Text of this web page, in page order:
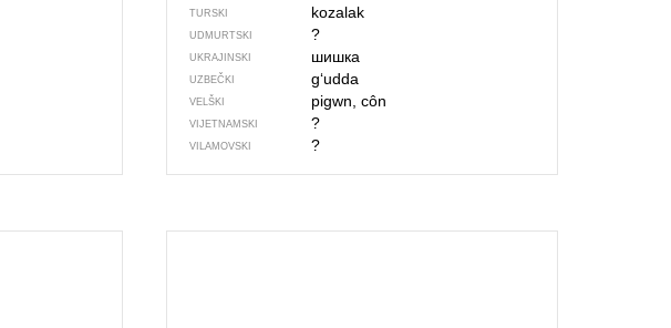
TURSKI kozalak
UDMURTSKI ?
UKRAJINSKI шишка
UZBEČKI g‘udda
VELŠKI pigwn, côn
VIJETNAMSKI ?
VILAMOVSKI ?